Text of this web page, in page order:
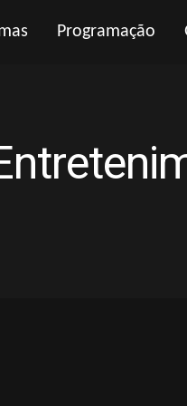
Programação